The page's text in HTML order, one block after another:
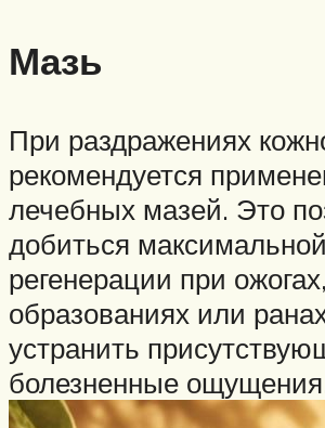
Мазь
При раздражениях
рекомендуется
лечебных мазей. Это
добиться максимальной
регенерации при
образованиях или
устранить
болезненные